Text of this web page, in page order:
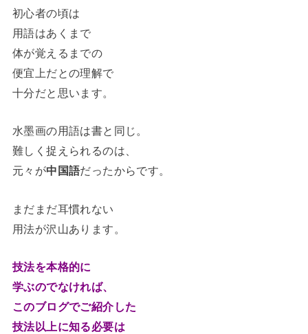
初心者の頃は
用語はあくまで
体が覚えるまでの
便宜上だとの理解で
十分だと思います。
水墨画の用語は書と同じ。
難しく捉えられるのは、
元々が中国語だったからです。
まだまだ耳慣れない
用法が沢山あります。
技法を本格的に
学ぶのでなければ、
このブログでご紹介した
技法以上に知る必要は